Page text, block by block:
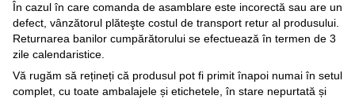
În cazul în care comanda de asamblare este incorectă sau are un
defect, vânzătorul plăteşte costul de transport retur al produsului.
Returnarea banilor cumpărătorului se efectuează în termen de 3
zile calendaristice.
Vă rugăm să rețineți că produsul pot fi primit înapoi numai în setul
complet, cu toate ambalajele și etichetele, în stare nepurtată și